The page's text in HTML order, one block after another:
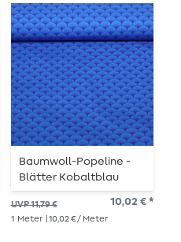
Baumwoll-Popeline -
Blätter Kobaltblau
UVP 11,79 € 10,02 € *
1 Meter | 10,02 € / Meter